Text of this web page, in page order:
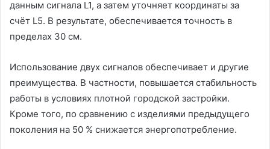
данным сигнала L1, а затем уточняет координаты за
счёт L5. В результате, обеспечивается точность в
пределах 30 см.
Использование двух сигналов обеспечивает и другие
преимущества. В частности, повышается стабильность
работы в условиях плотной городской застройки.
Кроме того, по сравнению с изделиями предыдущего
поколения на 50 % снижается энергопотребление.